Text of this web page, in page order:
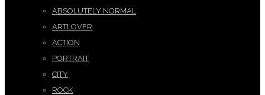
ABSOLUTELY NORMAL
ARTLOVER
ACTION
PORTRAIT
CITY
ROCK